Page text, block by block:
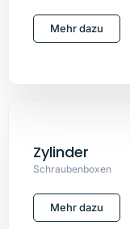
Mehr dazu
Zylinder
Schraubenboxen
Mehr dazu